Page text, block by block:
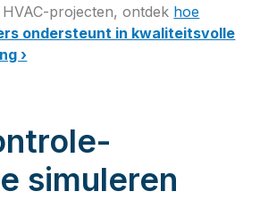
projecten, ontdek hoe
ondersteunt in kwaliteitsvolle
›
simuleren